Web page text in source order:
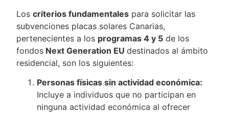
Loscriterios fundamentales para solicitar las
subvenciones placas solares Canarias,
pertenecientes a los programas 4 y 5 de los
fondos Next Generation EUdestinados al ámbito
residencial, son los siguientes:
Personas físicas sin actividad económica:
Incluye a individuos que no participan en
ninguna actividad económica al ofrecer